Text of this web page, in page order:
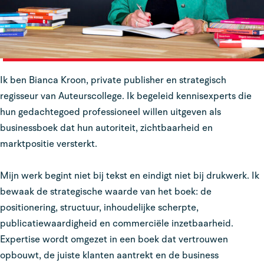
Ik ben Bianca Kroon, private publisher en strategisch
regisseur van Auteurscollege. Ik begeleid kennisexperts die
hun gedachtegoed professioneel willen uitgeven als
businessboek dat hun autoriteit, zichtbaarheid en
marktpositie versterkt.
Mijn werk begint niet bij tekst en eindigt niet bij drukwerk. Ik
bewaak de strategische waarde van het boek: de
positionering, structuur, inhoudelijke scherpte,
publicatiewaardigheid en commerciële inzetbaarheid.
Expertise wordt omgezet in een boek dat vertrouwen
opbouwt, de juiste klanten aantrekt en de business